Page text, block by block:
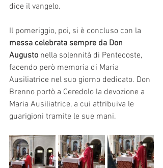
dice il vangelo.
Il pomeriggio, poi, si è concluso con la
messa celebrata sempre da Don
Augusto nella solennità di Pentecoste,
facendo però memoria di Maria
Ausiliatrice nel suo giorno dedicato. Don
Brenno portò a Ceredolo la devozione a
Maria Ausiliatrice, a cui attribuiva le
guarigioni tramite le sue mani.